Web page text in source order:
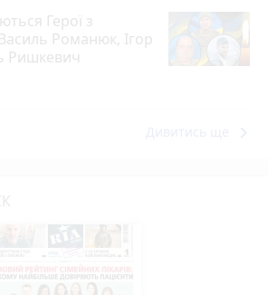
Герої з
Романюк, Ігор
Ришкевич